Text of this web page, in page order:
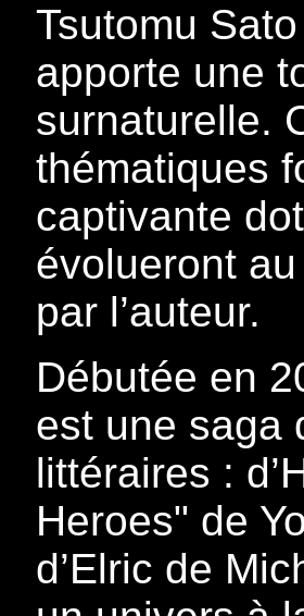
Tsutomu
apporte une
surnaturelle.
thématiques
captivante
évolueront
par l’auteur.
Débutée en
est une saga
littéraires :
Heroes" de
d’Elric de